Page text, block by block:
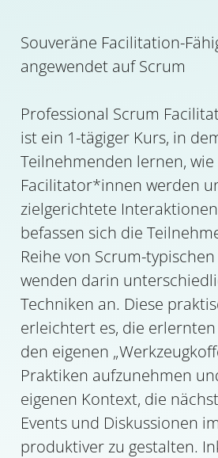
Souveräne Facilitation-
angewendet auf Scrum
Professional Scrum
ist ein 1-tägiger Kurs, in
Teilnehmenden lernen, wie
Facilitator*innen werden
zielgerichtete
befassen sich die
Reihe von Scrum-
wenden darin
Techniken an. Diese
erleichtert es, die
den eigenen
Praktiken aufzunehmen
eigenen Kontext, die
Events und Diskussionen
produktiver zu gestalten.